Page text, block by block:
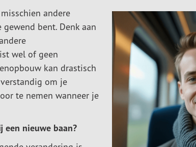
andere
bent. Denk aan
wel of geen
kan drastisch
om je
te nemen wanneer je
een nieuwe baan?